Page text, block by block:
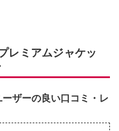
レミアムジャケッ
ザーの良い口コミ・レ